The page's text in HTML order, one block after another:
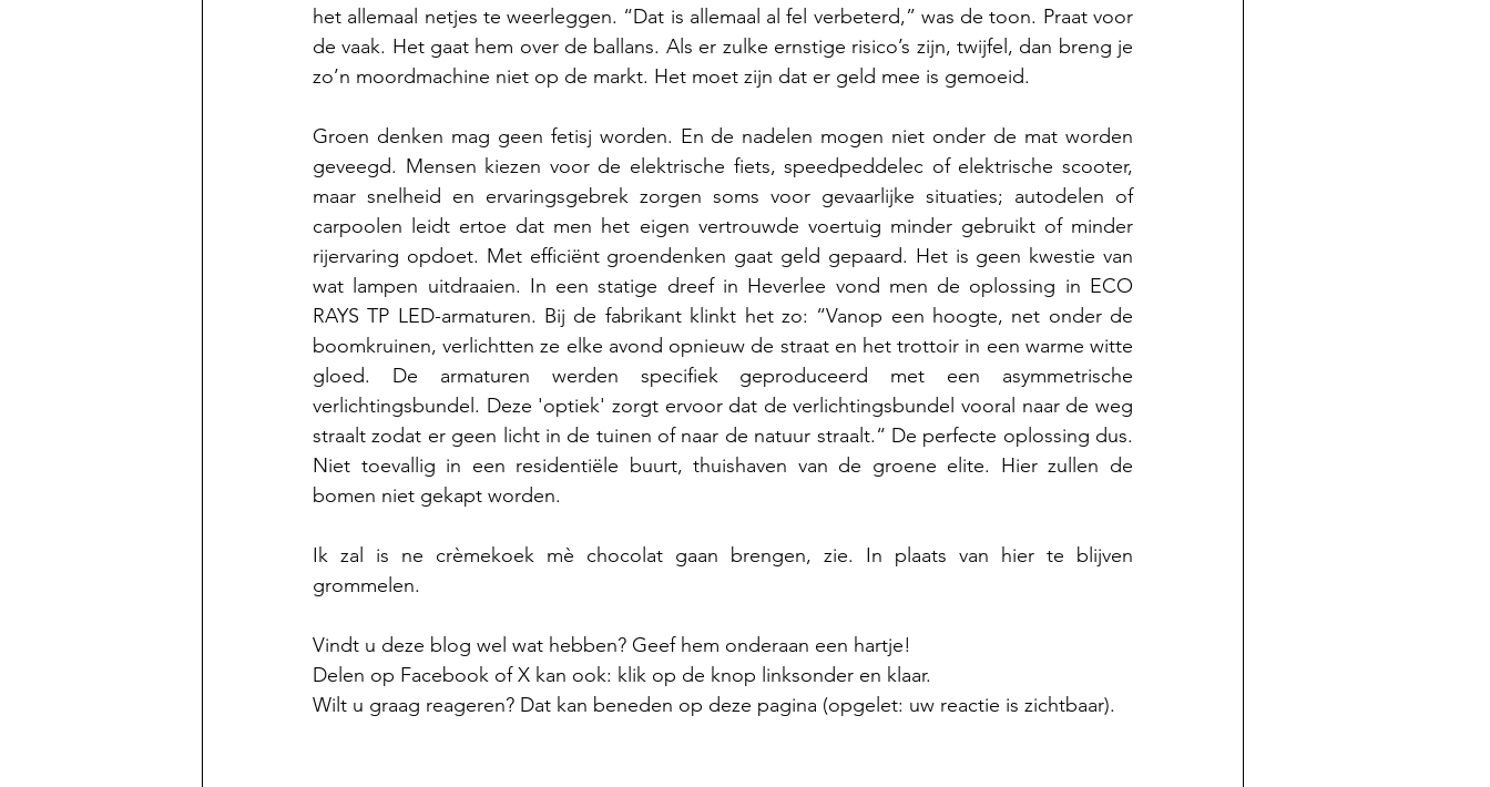
het allemaal netjes te weerleggen. “Dat is allemaal al fel verbeterd,” was de toon. Praat voor
de vaak. Het gaat hem over de ballans. Als er zulke ernstige risico’s zijn, twijfel, dan breng je
zo’n moordmachine niet op de markt. Het moet zijn dat er geld mee is gemoeid.
Groen denken mag geen fetisj worden. En de nadelen mogen niet onder de mat worden
geveegd. Mensen kiezen voor de elektrische fiets, speedpeddelec of elektrische scooter,
maar snelheid en ervaringsgebrek zorgen soms voor gevaarlijke situaties; autodelen of
carpoolen leidt ertoe dat men het eigen vertrouwde voertuig minder gebruikt of minder
rijervaring opdoet. Met efficiënt groendenken gaat geld gepaard. Het is geen kwestie van
wat lampen uitdraaien. In een statige dreef in Heverlee vond men de oplossing in ECO
RAYS TP LED-armaturen. Bij de fabrikant klinkt het zo: “Vanop een hoogte, net onder de
boomkruinen, verlichtten ze elke avond opnieuw de straat en het trottoir in een warme witte
gloed. De armaturen werden specifiek geproduceerd met een asymmetrische
verlichtingsbundel. Deze 'optiek' zorgt ervoor dat de verlichtingsbundel vooral naar de weg
straalt zodat er geen licht in de tuinen of naar de natuur straalt.“ De perfecte oplossing dus.
Niet toevallig in een residentiële buurt, thuishaven van de groene elite. Hier zullen de
bomen niet gekapt worden.
Ik zal is ne crèmekoek mè chocolat gaan brengen, zie. In plaats van hier te blijven
grommelen.
Vindt u deze blog wel wat hebben? Geef hem onderaan een hartje!
Delen op Facebook of X kan ook: klik op de knop linksonder en klaar.
Wilt u graag reageren? Dat kan beneden op deze pagina (opgelet: uw reactie is zichtbaar).